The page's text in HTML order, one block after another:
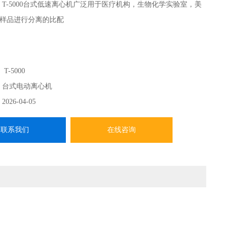
T-5000台式低速离心机广泛用于医疗机构，生物化学实验室，美
品进行分离的比配
T-5000
台式电动离心机
2026-04-05
联系我们 在线咨询